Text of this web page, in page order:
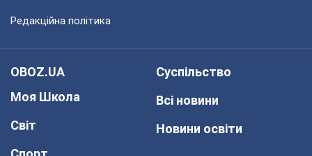
Редакційна політика
OBOZ.UA
Моя Школа
Світ
Суспільство
Всі новини
Новини освіти